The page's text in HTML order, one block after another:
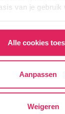
van je gebruik
Alle cookies
Aanpassen
Weigeren
bij 4Kids